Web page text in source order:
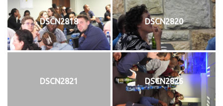
DSCN2818 DSCN2820
DSCN2821 DSCN2826